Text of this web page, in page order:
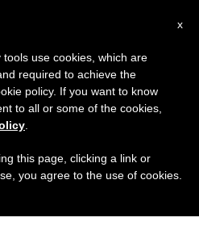
x
use cookies, which are
required to achieve the
policy. If you want to know
to all or some of the cookies,
this page, clicking a link or
you agree to the use of cookies.